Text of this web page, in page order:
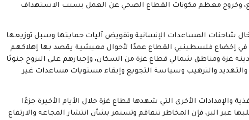
وخروج معظم مكونات القطاع الصحي عن العمل بسبب الاستهداف
شاحنات المساعدات الإنسانية وتقويض آليات حمايتها وسبل توزيعها
في إخضاع فلسطينيي القطاع عمدًا لأحوال معيشية يقصد بها إهلاكهم
غزة ومناطق شمالي قطاع غزة من السكان، وإجبارهم على النزوح جنوبًا
والترهيب وسياسة التجويع وإبقاء مستويات مساعدات غير
والإمدادات الأخرى التي شهدها قطاع غزة خلال الأيام الأخيرة جزءًا
عبر البر، فإن المخاطر تتفاقم وتستمر بشأن انتشار المجاعة والارتفاع